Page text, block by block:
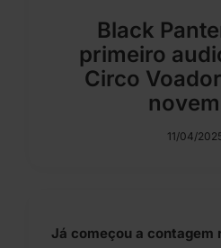
Black
primeiro
Circo
11/04/
Já começou a contagem